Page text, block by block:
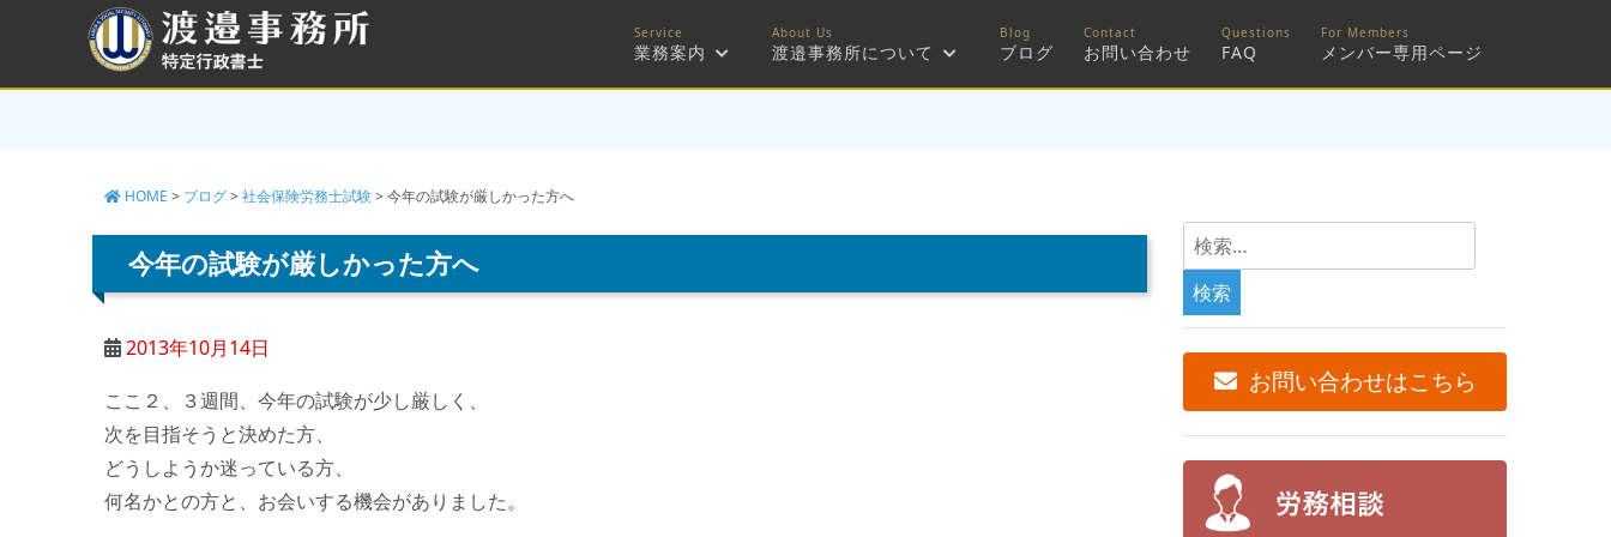
ン
業務案内 渡邉事務所について ブログ お問い合わせ FAQ メンバー専用ページ
HOME > ブログ> 社会保険労務士試験> 今年の試験が厳しかった方へ
今年の試験が厳しかった方へ
2013年10月14日
ここ２、３週間、今年の試験が少し厳しく、
次を目指そうと決めた方、
どうしようか迷っている方、
何名かとの方と、お会いする機会がありました。
検
索:
お問い合わせはこちら